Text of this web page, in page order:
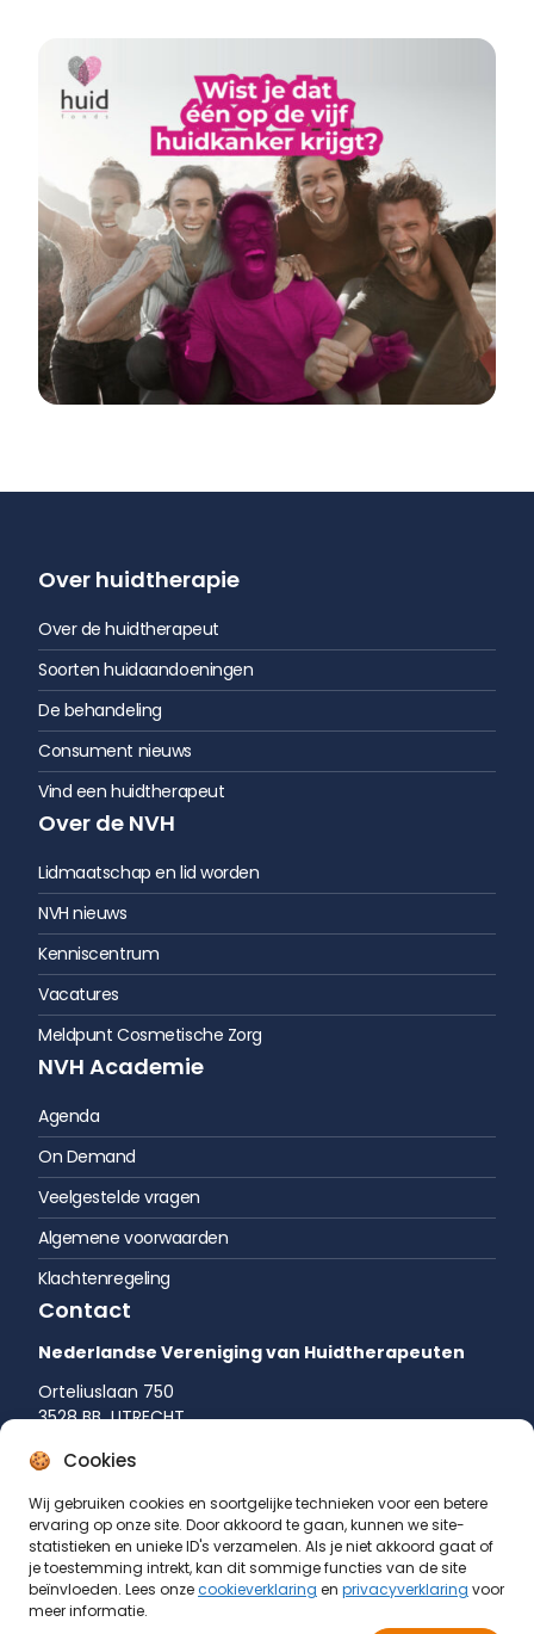
Cookies
Wij gebruiken cookies en soortgelijke technieken voor een betere
ervaring op onze site. Door akkoord te gaan, kunnen we site-
statistieken en unieke ID's verzamelen. Als je niet akkoord gaat of
je toestemming intrekt, kan dit sommige functies van de site
beïnvloeden. Lees onzecookieverklaring en privacyverklaring voor
meer informatie.
Over huidtherapie
Over de huidtherapeut
Soorten huidaandoeningen
De behandeling
Consument nieuws
Vind een huidtherapeut
Over de NVH
Lidmaatschap en lid worden
NVH nieuws
Kenniscentrum
Vacatures
Meldpunt Cosmetische Zorg
NVH Academie
Agenda
On Demand
Veelgestelde vragen
Algemene voorwaarden
Klachtenregeling
Contact
Nederlandse Vereniging van Huidtherapeuten
Orteliuslaan 750
3528 BB UTRECHT
035 542 75 52